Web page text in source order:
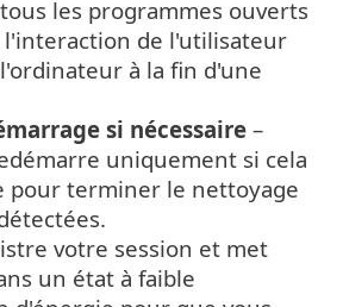
les programmes ouverts
l'interaction de l'utilisateur
à la fin d'une
si nécessaire –
uniquement si cela
pour terminer le nettoyage
votre session et met
un état à faible